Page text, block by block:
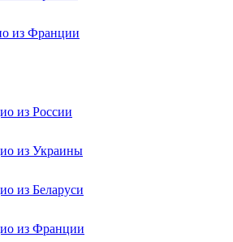
из Франции
из России
из Украины
из Беларуси
из Франции